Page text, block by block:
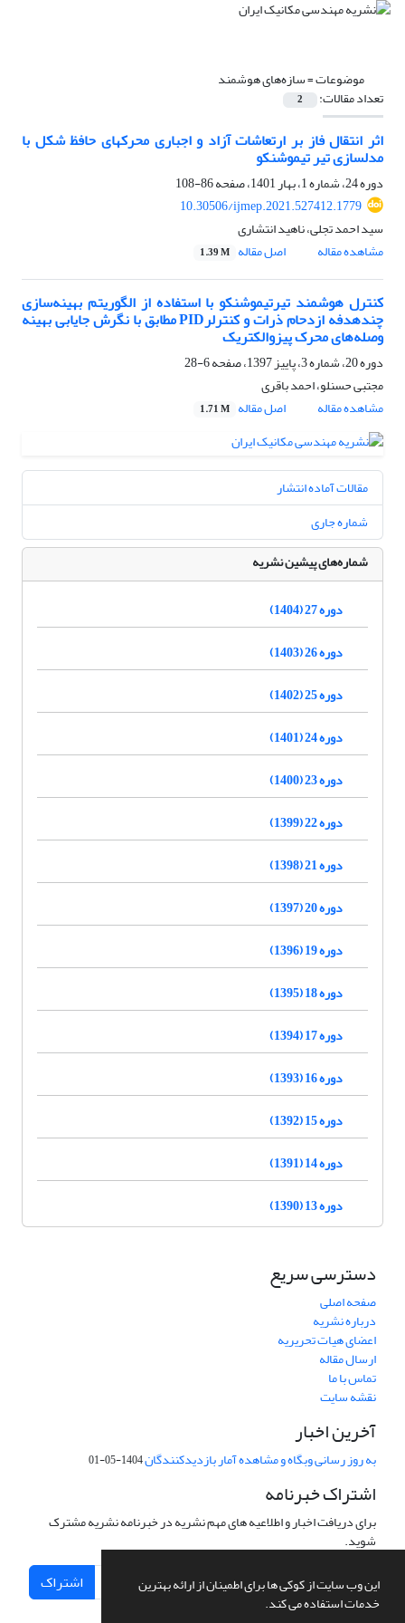
این وب سایت از کوکی ها برای اطمینان از ارائه بهترین
خدمات استفاده می کند.
موضوعات =سازه‌های هوشمند
تعداد مقالات: 2
اثر انتقال فاز بر ارتعاشات آزاد و اجباری محرکهای حافظ شکل با
مدلسازی تیر تیموشنکو
دوره 24، شماره 1، بهار 1401، صفحه
86-108
10.30506/ijmep.2021.527412.1779
سید احمد تجلی، ناهید انتشاری
مشاهده مقاله
اصل مقاله 1.39 M
کنترل هوشمند تیرتیموشنکو با استفاده از الگوریتم بهینه‌سازی
چندهدفه ازدحام ذرات و کنترلرPID مطابق با نگرش جایابی بهینه
وصله‌های محرک پیزوالکتریک
دوره 20، شماره 3، پاییز 1397، صفحه
6-28
مجتبی حسنلو، احمد باقری
مشاهده مقاله
اصل مقاله 1.71 M
مقالات آماده انتشار
شماره جاری
شماره‌های پیشین نشریه
دوره 27 (1404)
دوره 26 (1403)
دوره 25 (1402)
دوره 24 (1401)
دوره 23 (1400)
دوره 22 (1399)
دوره 21 (1398)
دوره 20 (1397)
دوره 19 (1396)
دوره 18 (1395)
دوره 17 (1394)
دوره 16 (1393)
دوره 15 (1392)
دوره 14 (1391)
دوره 13 (1390)
دسترسی سریع
صفحه اصلی
درباره نشریه
اعضای هیات تحریریه
ارسال مقاله
تماس با ما
نقشه سایت
آخرین اخبار
به روز رسانی وبگاه و مشاهده آمار بازدیدکنندگان1404-05-01
اشتراک خبرنامه
برای دریافت اخبار و اطلاعیه های مهم نشریه در خبرنامه نشریه مشترک
شوید.
اشتراک